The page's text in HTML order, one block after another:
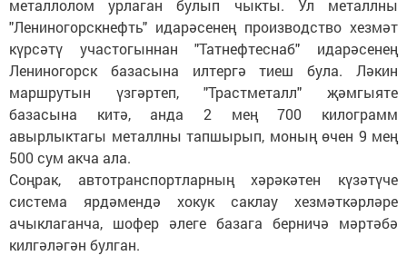
металлолом урлаган булып чыкты. Ул металлны
"Лениногорскнефть" идарәсенең производство хезмәт
күрсәтү участогыннан "Татнефтеснаб" идарәсенең
Лениногорск базасына илтергә тиеш була. Ләкин
маршрутын үзгәртеп, "Трастметалл" җәмгыяте
базасына китә, анда 2 мең 700 килограмм
авырлыктагы металлны тапшырып, моның өчен 9 мең
500 сум акча ала.
Соңрак, автотранспортларның хәрәкәтен күзәтүче
система ярдәмендә хокук саклау хезмәткәрләре
ачыклаганча, шофер әлеге базага берничә мәртәбә
килгәләгән булган.